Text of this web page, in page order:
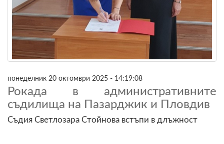
понеделник 20 октомври 2025 - 14:19:08
Рокада в административните
съдилища на Пазарджик и Пловдив
Съдия Светлозара Стойнова встъпи в длъжност